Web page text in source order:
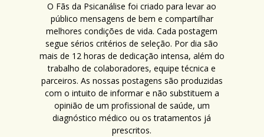
O Fãs da Psicanálise foi criado para levar ao
público mensagens de bem e compartilhar
melhores condições de vida. Cada postagem
segue sérios critérios de seleção. Por dia são
mais de 12 horas de dedicação intensa, além do
trabalho de colaboradores, equipe técnica e
parceiros. As nossas postagens são produzidas
com o intuito de informar e não substituem a
opinião de um profissional de saúde, um
diagnóstico médico ou os tratamentos já
prescritos.